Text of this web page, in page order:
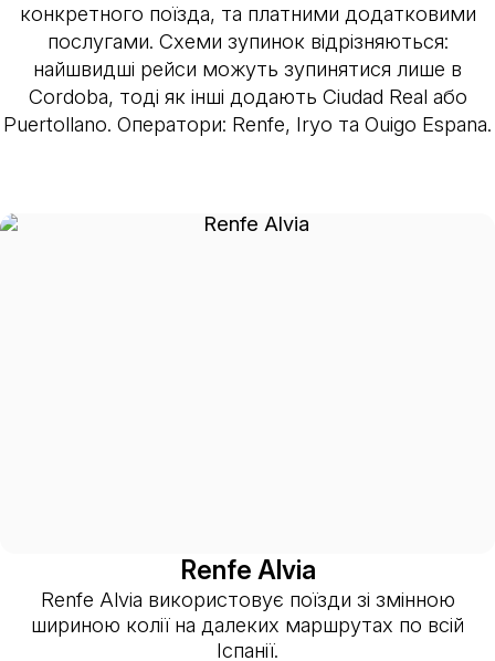
конкретного поїзда, та платними додатковими
послугами. Схеми зупинок відрізняються:
найшвидші рейси можуть зупинятися лише в
Cordoba, тоді як інші додають Ciudad Real або
Puertollano. Оператори: Renfe, Iryo та Ouigo Espana.
Renfe Alvia
Renfe Alvia використовує поїзди зі змінною
шириною колії на далеких маршрутах по всій
Іспанії.